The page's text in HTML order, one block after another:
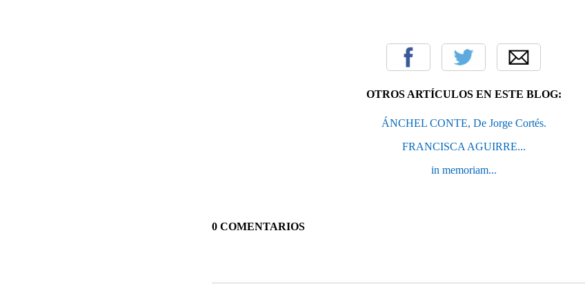
OTROS ARTÍCULOS EN ESTE BLOG:
ÁNCHEL CONTE, De Jorge Cortés.
FRANCISCA AGUIRRE...
in memoriam...
0 COMENTARIOS